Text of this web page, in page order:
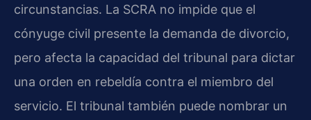
circunstancias. La SCRA no impide que el
cónyuge civil presente la demanda de divorcio,
pero afecta la capacidad del tribunal para dictar
una orden en rebeldía contra el miembro del
servicio. El tribunal también puede nombrar un